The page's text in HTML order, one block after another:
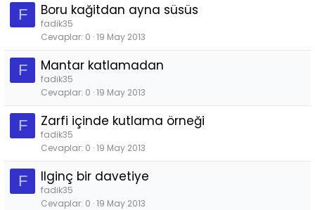
F Boru kağitdan ayna süsüs
fadik35
Cevaplar 0 19 May 2013
F Mantar katlamadan
fadik35
Cevaplar 0 19 May 2013
F Zarfi içinde kutlama örneği
fadik35
Cevaplar 0 19 May 2013
F Ilginç bir davetiye
fadik35
Cevaplar 0 19 May 2013